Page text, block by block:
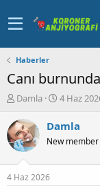
Haberler
Canı
K
n
u
y
b
a
Damla
B
ş
a
4 Haz
Damla
New member
4 Haz 2026